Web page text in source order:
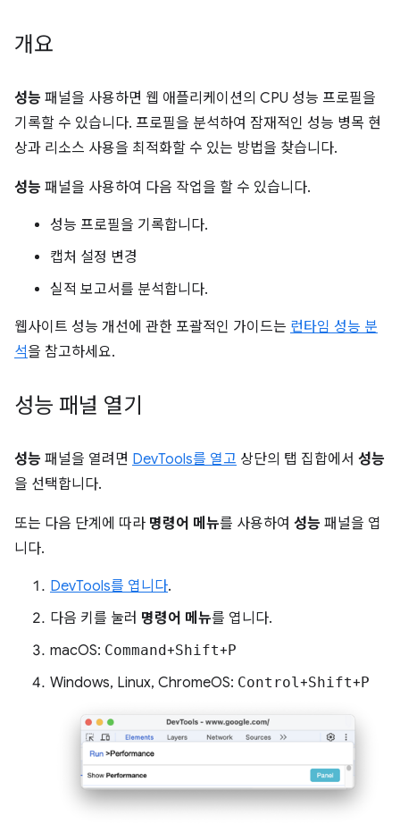
개요
성능 패널을 사용하면 웹 애플리케이션의 CPU 성능 프로필을
기록할 수 있습니다. 프로필을 분석하여 잠재적인 성능 병목 현
상과 리소스 사용을 최적화할 수 있는 방법을 찾습니다.
성능 패널을 사용하여 다음 작업을 할 수 있습니다.
성능 프로필을 기록합니다.
캡처 설정 변경
실적 보고서를 분석합니다.
웹사이트 성능 개선에 관한 포괄적인 가이드는 런타임 성능 분
석을 참고하세요.
성능 패널 열기
성능 패널을 열려면 DevTools를 열고 상단의 탭 집합에서 성능
을 선택합니다.
또는 다음 단계에 따라 명령어 메뉴를 사용하여 성능 패널을 엽
니다.
DevTools를 엽니다.
다음 키를 눌러 명령어 메뉴를 엽니다.
macOS: Command+Shift+P
Windows, Linux, ChromeOS: Control+Shift+P